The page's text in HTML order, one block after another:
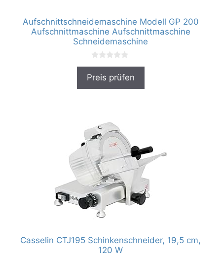
Aufschnittschneidemaschine Modell GP 200
Aufschnittmaschine Aufschnittmaschine
Schneidemaschine
0
o
Preis prüfen
Casselin CTJ195 Schinkenschneider, 19,5 cm,
120 W